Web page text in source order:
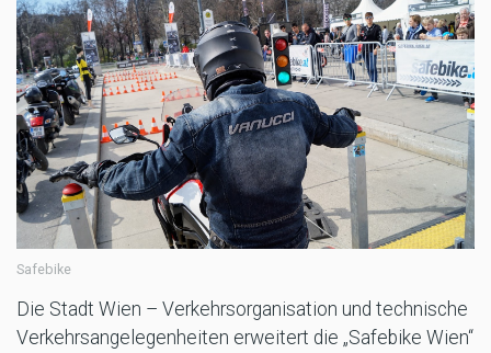
Safebike
Die Stadt Wien – Verkehrsorganisation und technische
Verkehrsangelegenheiten erweitert die „Safebike Wien“